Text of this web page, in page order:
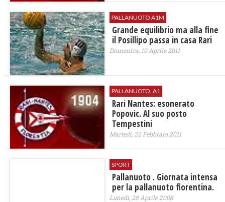
PALLANUOTO A1M
Grande equilibrio ma alla fine
il Posillipo passa in casa Rari
Domenica, 10 Aprile 2011
PALLANUOTO, A1
Rari Nantes: esonerato
Popovic. Al suo posto
Tempestini
Martedì, 22 Febbraio 2011
SPORT
Pallanuoto . Giornata intensa
per la pallanuoto fiorentina.
Lunedì, 28 Aprile 2008